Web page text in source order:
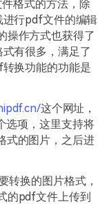
格式的方法，除
行pdf文件的编辑
操作方式也获得了
有很多，满足了
换功能的功能是
这个网址，
选项，这里支持将
式的图片，之后进
转换的图片格式，
的pdf文件上传到